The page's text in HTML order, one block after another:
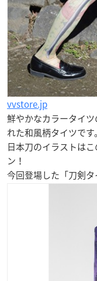
vvstore.jp
鮮やかなカラータイ
れた和風柄タイツです。
日本刀のイラストは
ン！
今回登場した「刀剣